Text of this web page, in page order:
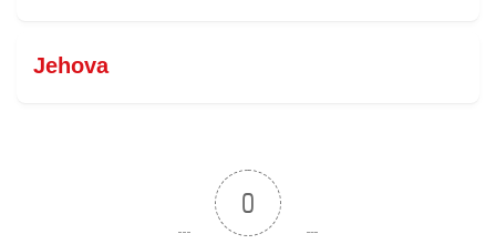
Jehova
0